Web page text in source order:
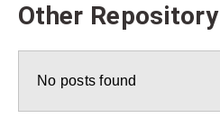
Other Repository
No posts found